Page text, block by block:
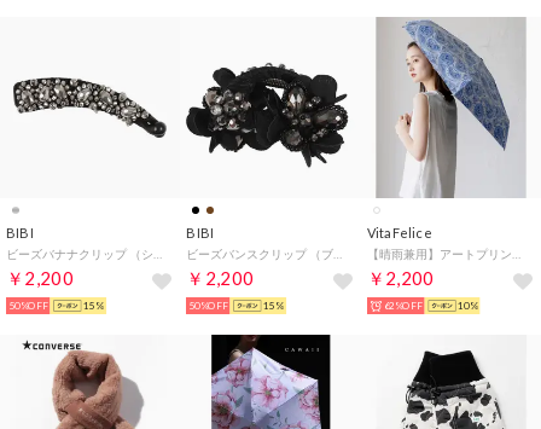
BIBI
￥2,200
50%OFF 15%
BIBI
￥2,200
50%OFF 15%
VitaFelice
￥2,200
62%OFF 10%